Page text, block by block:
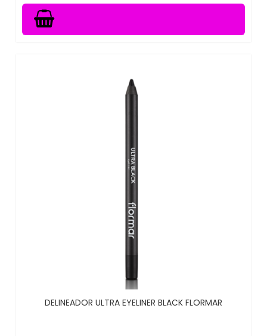
DELINEADOR ULTRA EYELINER BLACK FLORMAR